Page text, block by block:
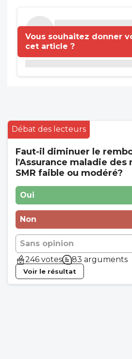
Vous souhaitez donner
cet article ?
Débat des lecteurs
Faut-il diminuer le
l'Assurance maladie
SMR faible ou modéré?
Oui
Non
Sans opinion
246 votes
83 arguments
Voir le résultat